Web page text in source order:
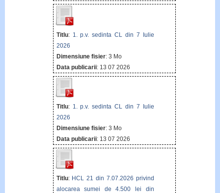
Titlu: 1. p.v. sedinta CL din 7 Iulie
2026
Dimensiune fisier: 3 Mo
Data publicarii: 13 07 2026
Titlu: 1. p.v. sedinta CL din 7 Iulie
2026
Dimensiune fisier: 3 Mo
Data publicarii: 13 07 2026
Titlu: HCL 21 din 7.07.2026 privind
alocarea sumei de 4.500 lei din